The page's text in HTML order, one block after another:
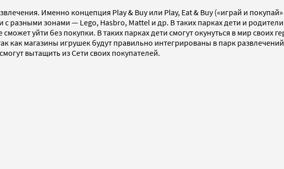
Именно концепция Play & Buy или Play, Eat & Buy («играй и
разными зонами — Lego, Hasbro, Mattel и др. В таких парках дети и
уйти без покупки. В таких парках дети смогут окунуться в мир своих
как магазины игрушек будут правильно интегрированы в парк
вытащить из Сети своих покупателей.